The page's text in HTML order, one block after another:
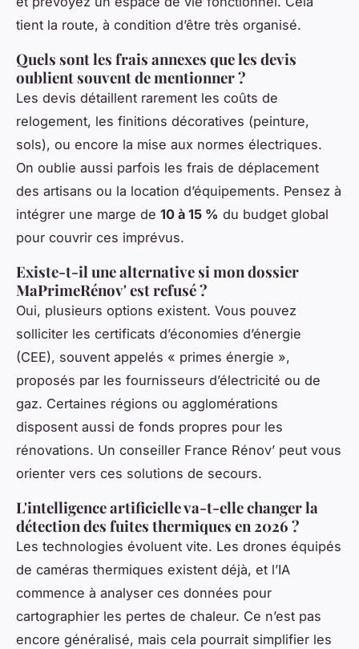
tient la route, à condition d’être très organisé.
Quels sont les frais annexes que les devis
oublient souvent de mentionner ?
Les devis détaillent rarement les coûts de
relogement, les finitions décoratives (peinture,
sols), ou encore la mise aux normes électriques.
On oublie aussi parfois les frais de déplacement
des artisans ou la location d’équipements. Pensez à
intégrer une marge de 10 à 15 % du budget global
pour couvrir ces imprévus.
Existe-t-il une alternative si mon dossier
MaPrimeRénov' est refusé ?
Oui, plusieurs options existent. Vous pouvez
solliciter les certificats d’économies d’énergie
(CEE), souvent appelés « primes énergie »,
proposés par les fournisseurs d’électricité ou de
gaz. Certaines régions ou agglomérations
disposent aussi de fonds propres pour les
rénovations. Un conseiller France Rénov’ peut vous
orienter vers ces solutions de secours.
L'intelligence artificielle va-t-elle changer la
détection des fuites thermiques en 2026 ?
Les technologies évoluent vite. Les drones équipés
de caméras thermiques existent déjà, et l’IA
commence à analyser ces données pour
cartographier les pertes de chaleur. Ce n’est pas
encore généralisé, mais cela pourrait simplifier les